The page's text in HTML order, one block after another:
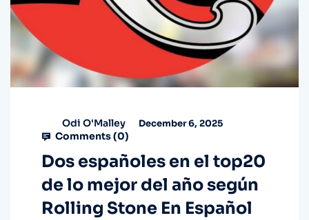
Odi O'Malley December 6, 2025
Comments (0)
Dos españoles en el top20
de lo mejor del año según
Rolling Stone En Español